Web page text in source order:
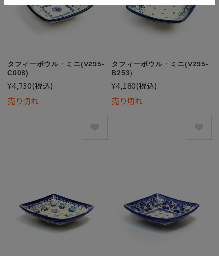
タフィーボウル・ミニ(V295-
C008)
¥4,730(税込)
売り切れ
タフィーボウル・ミニ(V295-
B253)
¥4,180(税込)
売り切れ